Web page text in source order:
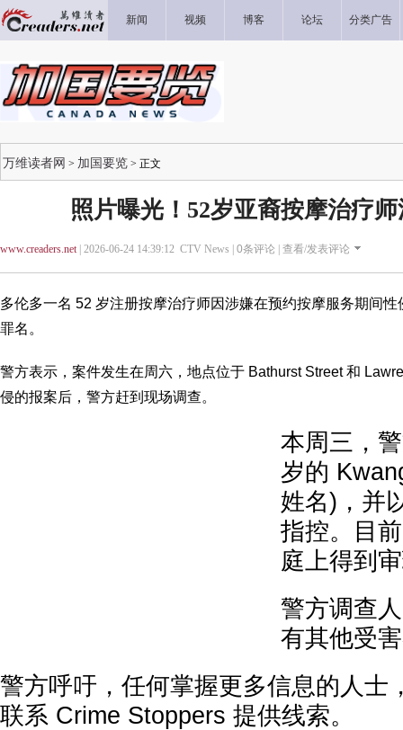
新闻 视频 博客 论坛 分类广告
万维读者网 > 加国要览 > 正文
照片曝光！52岁亚裔按摩治疗
www.creaders.net| 2026-06-24 14:39:12 CTV News | 0条评论 | 查看/发表评论
多伦多一名 52 岁注册按摩治疗师因涉嫌在预约按摩服务期间
罪名。
警方表示，案件发生在周六，地点位于 Bathurst Street 和
侵的报案后，警方赶到现场调查。
本周三，
岁的
姓名)，并
指控。目
庭上得到
警方调查
有其他受
警方呼吁，任何掌握更多信息的人士
联系 Crime Stoppers 提供线索。